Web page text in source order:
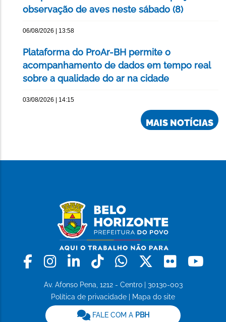
observação de aves neste sábado (8)
06/08/2026 | 13:58
Plataforma do ProAr-BH permite o
acompanhamento de dados em tempo real
sobre a qualidade do ar na cidade
03/08/2026 | 14:15
MAIS NOTÍCIAS
Facebook
Instagram
LinkedinTiktokWhatsapp
X Flickr
Av. Afonso Pena, 1212 - Centro | 30130-003
Política de privacidade
Mapa do site
FALE COM A PBH